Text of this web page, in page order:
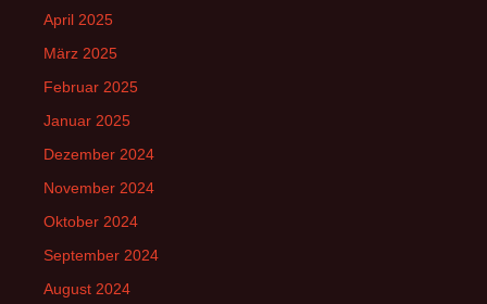
April 2025
März 2025
Februar 2025
Januar 2025
Dezember 2024
November 2024
Oktober 2024
September 2024
August 2024